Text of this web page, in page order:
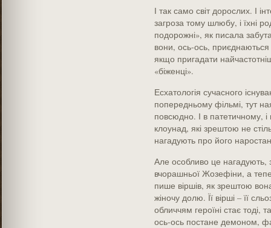
І так само світ дорослих. І
загроза тому шлюбу, і їхні
подорожні», як писала
вони, ось-ось, приєднаються
якщо пригадати
«біженці».
Есхатологія сучасного
попередньому фільмі, тут
повсюдно. І в патетичному,
клоунад, які зрештою не
нагадують про його
Але особливо це нагадують,
вчорашньої Жозефіни, а
пише віршів, як зрештою
жіночу долю. Її вірші – її
обличчям героїні стає тоді,
ось-ось постане демоном,